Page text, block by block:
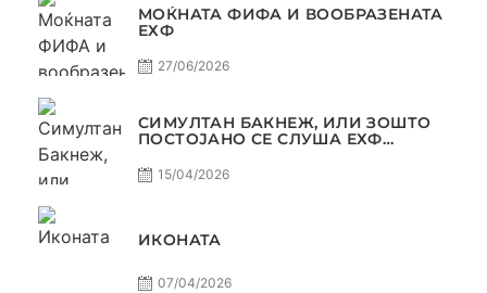
МОЌНАТА ФИФА И ВООБРАЗЕНАТА
ЕХФ
27/06/2026
СИМУЛТАН БАКНЕЖ, ИЛИ ЗОШТО
ПОСТОЈАНО СЕ СЛУША ЕХФ
15/04/2026
ИКОНАТА
07/04/2026